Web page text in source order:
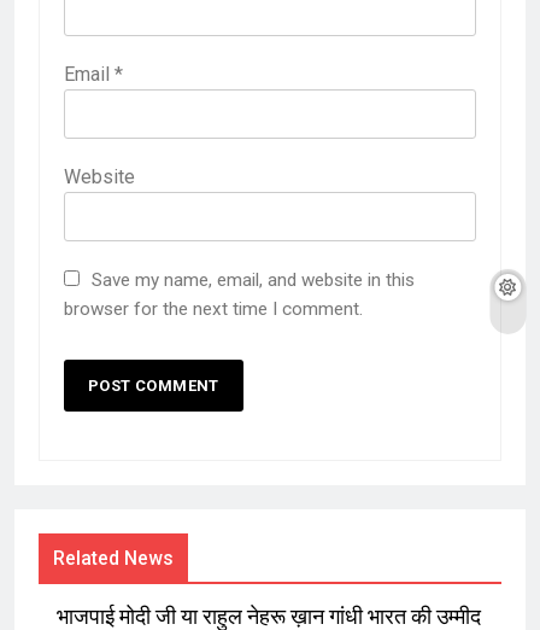
Email *
Website
Save my name, email, and website in this
browser for the next time I comment.
Related News
भाजपाई मोदी जी या राहुल नेहरू ख़ान गांधी भारत की उम्मीद